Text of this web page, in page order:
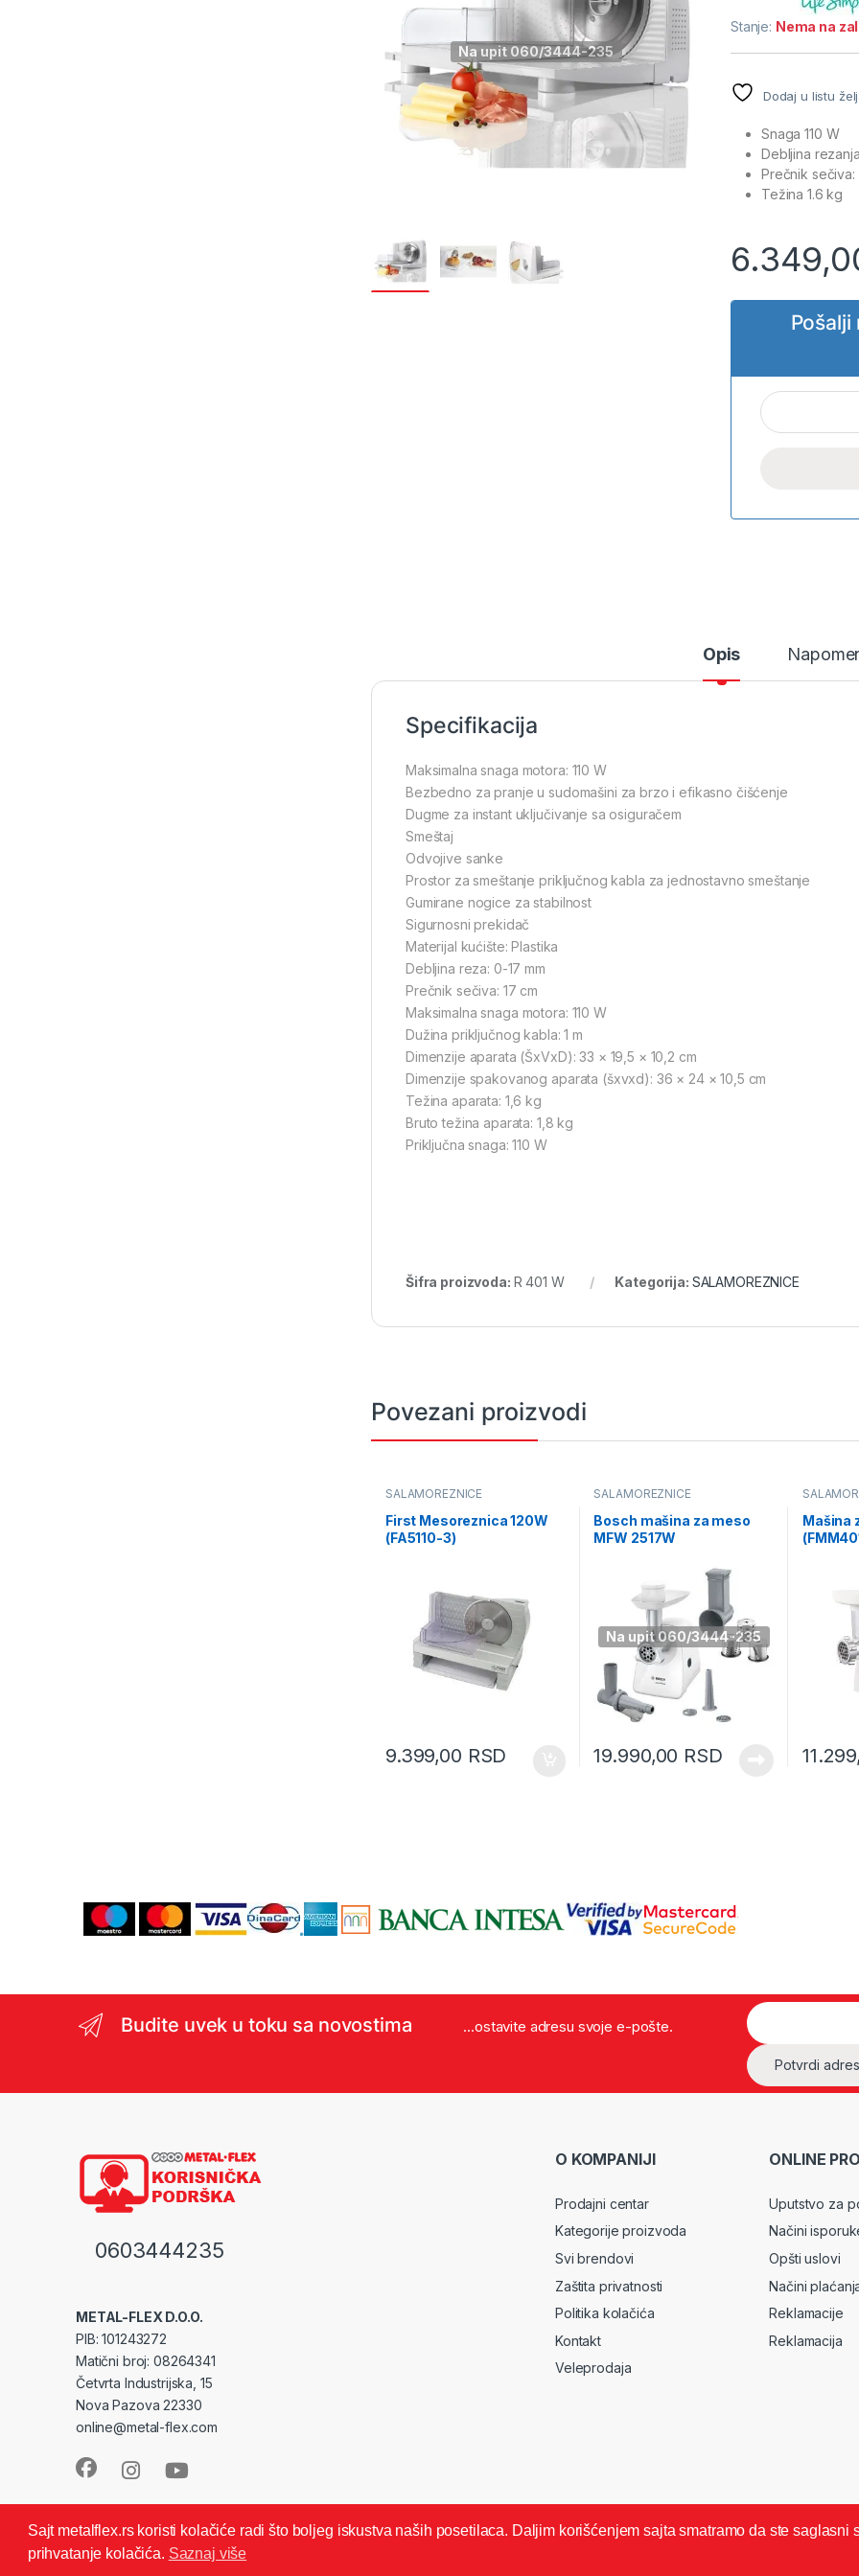
Na upit 060/3444-235
Stanje: Nema na
Dodaj u listu
Snaga 110 W
Debljina
Prečnik sečiva:
Težina 1.6 kg
Opis
Specifikacija
Maksimalna snaga motora: 110 W
Bezbedno za pranje u sudomašini za brzo i efikasno čišćenje
Dugme za instant uključivanje sa osiguračem
Smeštaj
Odvojive sanke
Prostor za smeštanje priključnog kabla za jednostavno smeštanje
Gumirane nogice za stabilnost
Sigurnosni prekidač
Materijal kućište: Plastika
Debljina reza: 0-17 mm
Prečnik sečiva: 17 cm
Maksimalna snaga motora: 110 W
Dužina priključnog kabla: 1 m
Dimenzije aparata (ŠxVxD): 33 × 19,5 × 10,2 cm
Dimenzije spakovanog aparata (šxvxd): 36 × 24 × 10,5 cm
Težina aparata: 1,6 kg
Bruto težina aparata: 1,8 kg
Priključna snaga: 110 W
Šifra proizvoda: R 401 W Kategorija: SALAMOREZNICE
Povezani proizvodi
SALAMOREZNICE
First Mesoreznica 120W
(FA5110-3)
9.399,00 RSD
Na upit 060/3444-235
SALAMOREZNICE
Bosch mašina za meso
MFW 2517W
19.990,00 RSD
Mašina
Budite uvek u toku sa novostima ...ostavite adresu svoje e-pošte.
0603444235
METAL-FLEX D.O.O.
PIB: 101243272
Matični broj: 08264341
Četvrta Industrijska, 15
Nova Pazova 22330
online@metal-flex.com
O KOMPANIJI
Prodajni centar
Kategorije proizvoda
Svi brendovi
Zaštita privatnosti
Politika kolačića
Kontakt
Veleprodaja
ONLINE
Uputstvo za
Načini
Opšti uslovi
Načini
Reklamacije
Reklamacija
© METAL FLEX -Zadržava sva autorska prava
Sajt metalflex.rs koristi kolačiće radi što boljeg iskustva naših posetilaca. Daljim korišćenjem sajta smatramo da ste saglasni
prihvatanje kolačića. Saznaj više